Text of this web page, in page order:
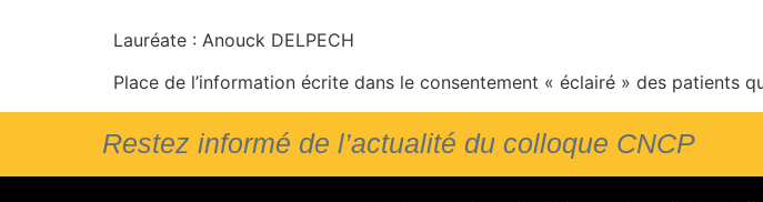
Lauréate : Anouck DELPECH
Place de l’information écrite dans le consentement « éclairé » des patients
Restez informé de l’actualité du colloque CNCP